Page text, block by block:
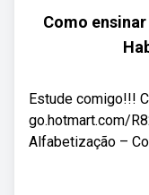
Como ensinar
Estude comigo!!!
go.hotmart.com/
Alfabetização –